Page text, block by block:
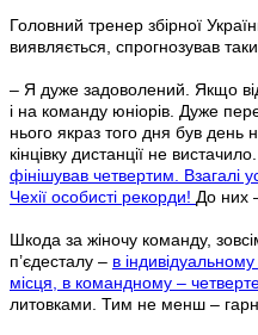
Головний тренер збірної
виявляється, спрогнозував
– Я дуже задоволений. Якщо
і на команду юніорів. Дуже
нього якраз того дня був день
кінцівку дистанції не
фінішував четвертим. Взагалі
Чехії особисті рекорди! До них
Шкода за жіночу команду,
п’єдесталу – в індивідуальному
місця, в командному –
литовками. Тим не менш –